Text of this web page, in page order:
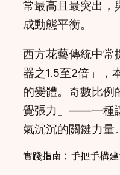
常最高且最突出，
成動態平衡。
西方花藝傳統中常
器之1.5至2倍」，
的變體。奇數比例
覺張力」——一種
氣沉沉的關鍵力量。
實踐指南：手把手構